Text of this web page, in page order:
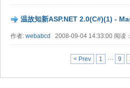
温故知新ASP.NET 2.0(C#)(1) -
作者: webabcd 2008-09-04 14:33:00 阅读
< Prev 1 ··· 9